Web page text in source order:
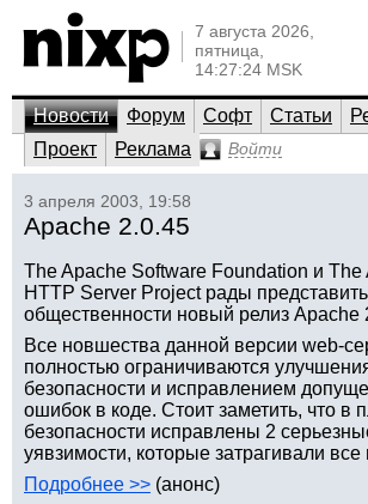
7 августа 2026,
пятница,
14:27:24 MSK
Новости Форум Софт Статьи
Проект
Реклама Войти
3 апреля 2003, 19:58
Apache 2.0.45
The Apache Software Foundation и The
HTTP Server Project рады представить
общественности новый релиз Apache
Все новшества данной версии web-
полностью ограничиваются
безопасности и исправлением
ошибок в коде. Стоит заметить, что в
безопасности исправлены 2
уявзимости, которые затрагивали
Подробнее >> (анонс)